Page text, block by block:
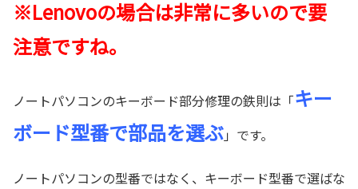
※Lenovoの場合は非常に多いので要
注意ですね。
ノートパソコンのキーボード部分修理の鉄則は「キー
ボード型番で部品を選ぶ」です。
ノートパソコンの型番ではなく、キーボード型番で選ばな